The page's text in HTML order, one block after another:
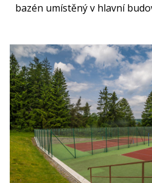
bazén umístěný v hlavní